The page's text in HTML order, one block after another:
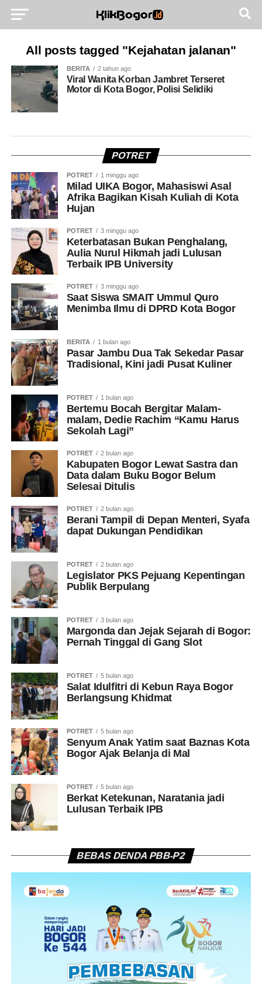
All posts tagged "Kejahatan jalanan"
BERITA 2 tahun ago
Viral Wanita Korban Jambret Terseret
Motor di Kota Bogor, Polisi Selidiki
POTRET
POTRET 1 minggu ago
Milad UIKA Bogor, Mahasiswi Asal
Afrika Bagikan Kisah Kuliah di Kota
Hujan
POTRET 3 minggu ago
Keterbatasan Bukan Penghalang,
Aulia Nurul Hikmah jadi Lulusan
Terbaik IPB University
POTRET 3 minggu ago
Saat Siswa SMAIT Ummul Quro
Menimba Ilmu di DPRD Kota Bogor
BERITA 1 bulan ago
Pasar Jambu Dua Tak Sekedar Pasar
Tradisional, Kini jadi Pusat Kuliner
POTRET 1 bulan ago
Bertemu Bocah Bergitar Malam-
malam, Dedie Rachim “Kamu Harus
Sekolah Lagi”
POTRET 2 bulan ago
Kabupaten Bogor Lewat Sastra dan
Data dalam Buku Bogor Belum
Selesai Ditulis
POTRET 2 bulan ago
Berani Tampil di Depan Menteri, Syafa
dapat Dukungan Pendidikan
POTRET 2 bulan ago
Legislator PKS Pejuang Kepentingan
Publik Berpulang
POTRET 3 bulan ago
Margonda dan Jejak Sejarah di Bogor:
Pernah Tinggal di Gang Slot
POTRET 5 bulan ago
Salat Idulfitri di Kebun Raya Bogor
Berlangsung Khidmat
POTRET 5 bulan ago
Senyum Anak Yatim saat Baznas Kota
Bogor Ajak Belanja di Mal
POTRET 5 bulan ago
Berkat Ketekunan, Naratania jadi
Lulusan Terbaik IPB
BEBAS DENDA PBB-P2